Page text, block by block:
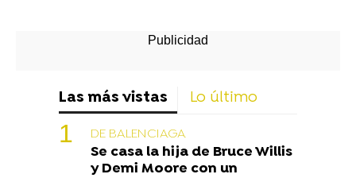
Las más vistas Lo último
DE BALENCIAGA
Se casa la hija de Bruce Willis
y Demi Moore con un